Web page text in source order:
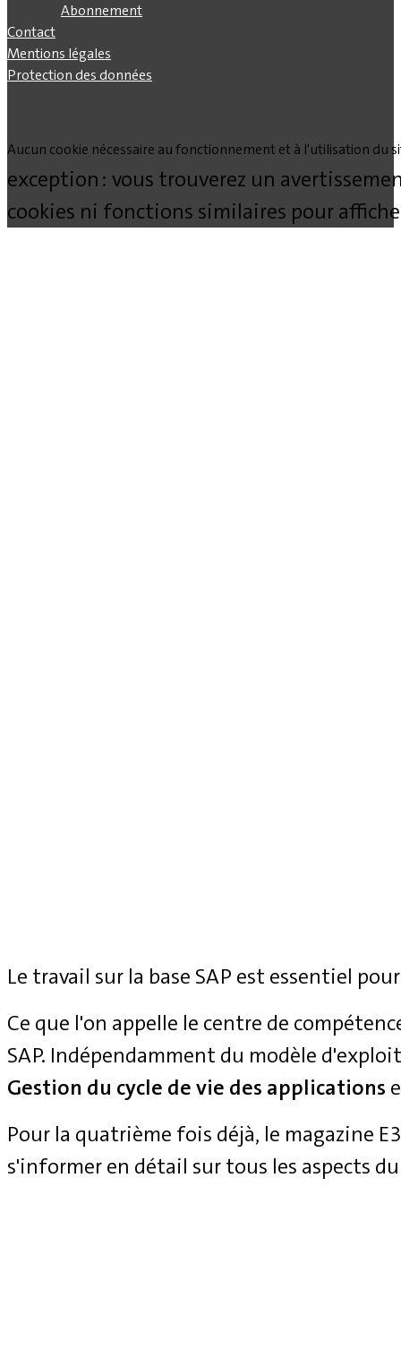
Abonnement
Contact
Mentions légales
Protection des données
Aucun cookie nécessaire au fonctionnement et à l'utilisation du
exception : vous trouverez un
cookies ni fonctions similaires pour
Le travail sur la base SAP est essentiel
Ce que l'on appelle le centre de
SAP. Indépendamment du modèle
Gestion du cycle de vie des applications
Pour la quatrième fois déjà, le magazine
s'informer en détail sur tous les aspects